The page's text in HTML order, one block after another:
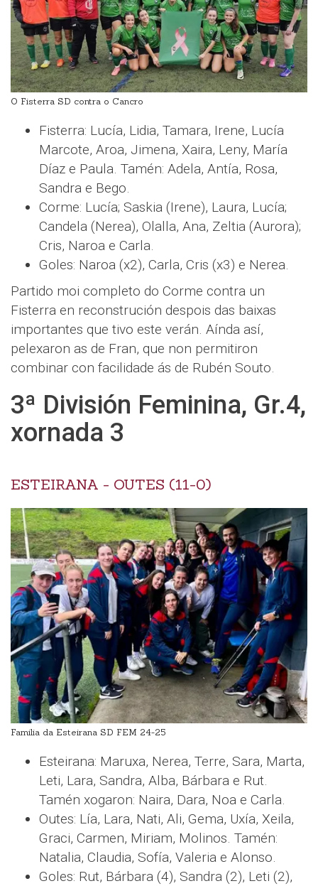
O Fisterra SD contra o Cancro
Fisterra: Lucía, Lidia, Tamara, Irene, Lucía
Marcote, Aroa, Jimena, Xaira, Leny, María
Díaz e Paula. Tamén: Adela, Antía, Rosa,
Sandra e Bego.
Corme: Lucía; Saskia (Irene), Laura, Lucía;
Candela (Nerea), Olalla, Ana, Zeltia (Aurora);
Cris, Naroa e Carla.
Goles: Naroa (x2), Carla, Cris (x3) e Nerea.
Partido moi completo do Corme contra un
Fisterra en reconstrución despois das baixas
importantes que tivo este verán. Aínda así,
pelexaron as de Fran, que non permitiron
combinar con facilidade ás de Rubén Souto.
3ª División Feminina, Gr.4,
xornada 3
ESTEIRANA - OUTES (11-0)
Familia da Esteirana SD FEM 24-25
Esteirana: Maruxa, Nerea, Terre, Sara, Marta,
Leti, Lara, Sandra, Alba, Bárbara e Rut.
Tamén xogaron: Naira, Dara, Noa e Carla.
Outes: Lía, Lara, Nati, Ali, Gema, Uxía, Xeila,
Graci, Carmen, Miriam, Molinos. Tamén:
Natalia, Claudia, Sofía, Valeria e Alonso.
Goles: Rut, Bárbara (4), Sandra (2), Leti (2),